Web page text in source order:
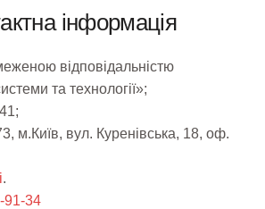
інформація
відповідальністю
та технології»;
м.Київ, вул. Куренівська, 18, оф.
.
91-34